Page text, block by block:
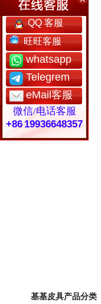
基基皮具产品分类
QQ 客服
旺旺客服
whatsapp
Telegrem
eMail客服
微信/电话客服
+86 19936648357